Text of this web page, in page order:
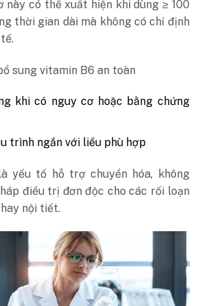
này có thể xuất hiện khi dùng ≥ 100
thời gian dài mà không có chỉ định
sung vitamin B6 an toàn
khi có nguy cơ hoặc bằng chứng
trình ngắn với liều phù hợp
yếu tố hỗ trợ chuyển hóa, không
điều trị đơn độc cho các rối loạn
nội tiết.